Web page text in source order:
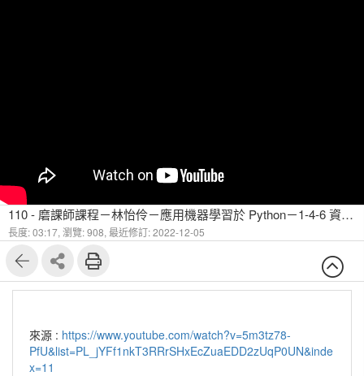
110 - 磨課師課程－林怡伶－應⽤機器學習於 Python－1-4-6 資料分析流程 (波⼠頓房價範例) 特徵選取
長度: 03:17, 瀏覽: 908, 最近修訂: 2022-12-05
來源 : https://www.youtube.com/watch?v=5m3tz78-
PfU&list=PL_jYFf1nkT3RRrSHxEcZuaEDD2zUqP0UN&inde
x=11